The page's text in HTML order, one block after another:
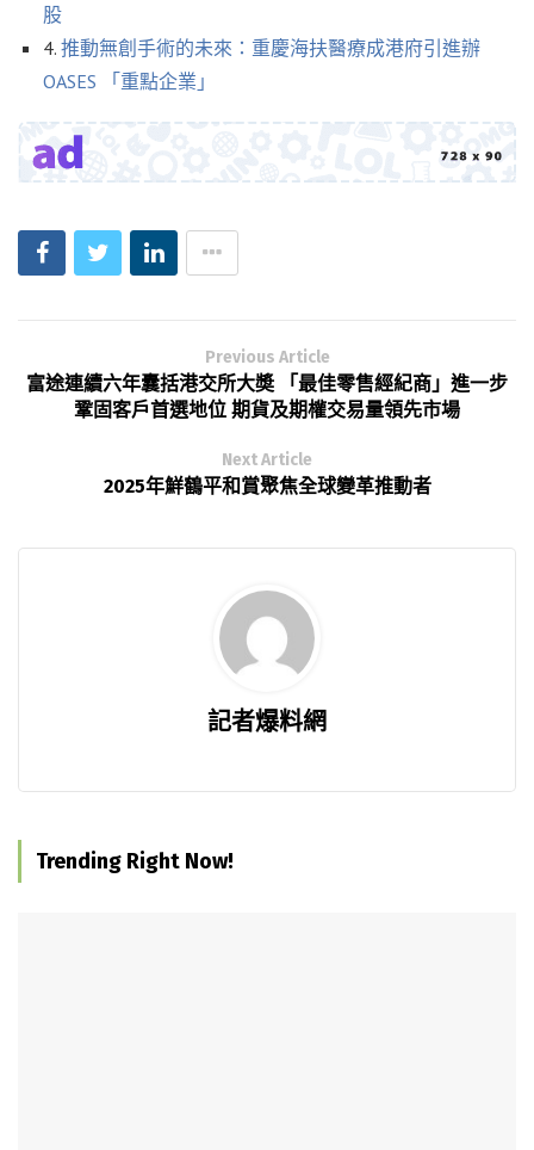
股
4. 推動無創手術的未來：重慶海扶醫療成港府引進辦
OASES 「重點企業」
Previous Article
富途連續六年囊括港交所大奬 「最佳零售經紀商」進一步
鞏固客戶首選地位 期貨及期權交易量領先市場
Next Article
2025年鮮鶴平和賞聚焦全球變革推動者
記者爆料網
Trending Right Now!